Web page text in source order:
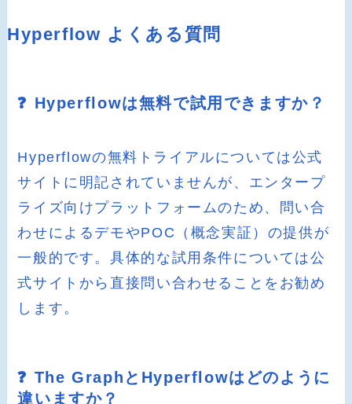
Hyperflow よくある質問
❓ Hyperflowは無料で試用できますか？
Hyperflowの無料トライアルについては公式
サイトに明記されていませんが、エンタープ
ライズ向けプラットフォームのため、問い合
わせによるデモやPOC（概念実証）の提供が
一般的です。具体的な試用条件については公
式サイトから直接問い合わせることをお勧め
します。
❓ The GraphとHyperflowはどのように
違いますか？